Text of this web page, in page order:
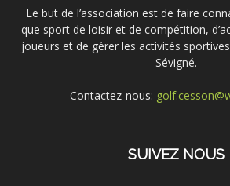
Le but de l’association est de faire
que sport de loisir et de compétition,
joueurs et de gérer les activités
Sévigné.
Contactez-nous:
SUIVEZ NOUS